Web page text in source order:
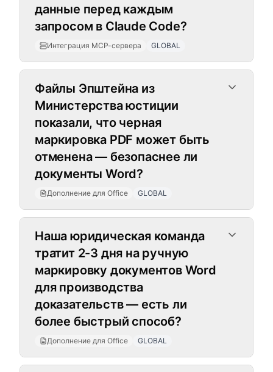
данные перед каждым
запросом в Claude Code?
Интеграция MCP-сервера GLOBAL
Дополнение для Office
Файлы Эпштейна из
Министерства юстиции
показали, что черная
маркировка PDF может быть
отменена — безопаснее ли
документы Word?
Дополнение для Office GLOBAL
Наша юридическая команда
тратит 2-3 дня на ручную
маркировку документов Word
для производства
доказательств — есть ли
более быстрый способ?
Дополнение для Office GLOBAL